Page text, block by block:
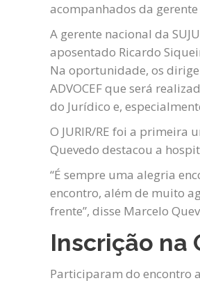
acompanhados da
A gerente nacional da
aposentado Ricardo
Na oportunidade, os
ADVOCEF que será
do Jurídico e,
O JURIR/RE foi a primeira
Quevedo destacou a
“É sempre uma alegria
encontro, além de muito
frente”, disse Marcelo
Inscrição na
Participaram do encontro